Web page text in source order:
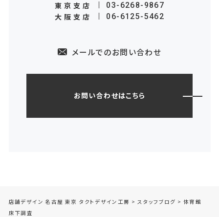
東京支店 03-6268-9867
大阪支店 06-6125-5462
メールでのお問い合わせ
お問い合わせはこちら
店舗デザイン 名古屋 東京 タクトデザイン工房 > スタッフブログ > 体育館
床下調査